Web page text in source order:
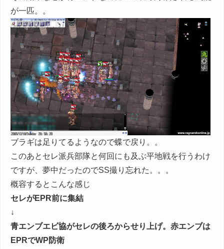
が一匹。。
ブラギは足りてるようなので蝶で戻り。。
このあとセレ派兵部隊と何回にも及ぶ平地戦を行うわけ
ですが、夢中だったのでSS撮り忘れた。。。
概容するとこんな感じ
セレがEPR前に集結
↓
青エンブエビ協がセレの後ろからせり上げ。赤エンブは
EPRでWP防衛